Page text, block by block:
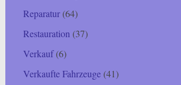
Reparatur(64)
Restauration (37)
Verkauf(6)
Verkaufte Fahrzeuge(41)